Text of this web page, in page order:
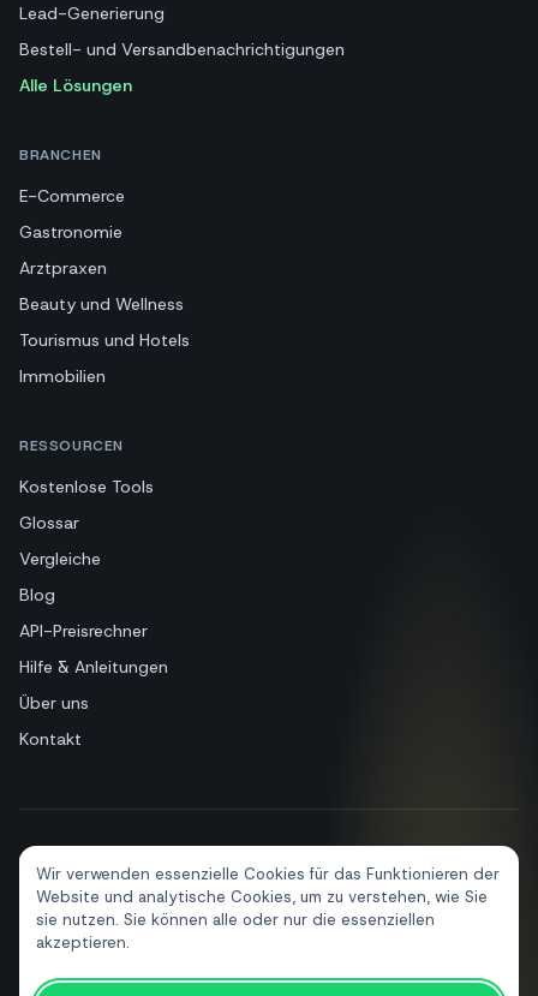
Wir verwenden essenzielle Cookies für das Funktionieren der
Website und analytische Cookies, um zu verstehen, wie Sie
sie nutzen. Sie können alle oder nur die essenziellen
akzeptieren.
Lead-Generierung
Bestell- und Versandbenachrichtigungen
Alle Lösungen
BRANCHEN
E-Commerce
Gastronomie
Arztpraxen
Beauty und Wellness
Tourismus und Hotels
Immobilien
RESSOURCEN
Kostenlose Tools
Glossar
Vergleiche
Blog
API-Preisrechner
Hilfe & Anleitungen
Über uns
Kontakt
IT EN ES FR PT
© 2026 SendApp. Alle Rechte vorbehalten. WhatsApp ist eine Marke